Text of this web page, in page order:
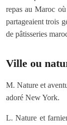
repas au Maroc
partageaient trois
de pâtisseries
Ville ou
M. Nature et
adoré New York.
L. Nature et